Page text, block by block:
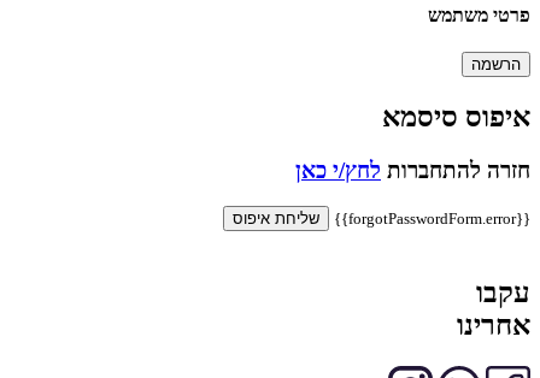
פרטי משתמש
הרשמה
איפוס סיסמא
חזרה להתחברות לחץ/י כאן
{{forgotPasswordForm.error}} שליחת איפוס
עקבו
אחרינו